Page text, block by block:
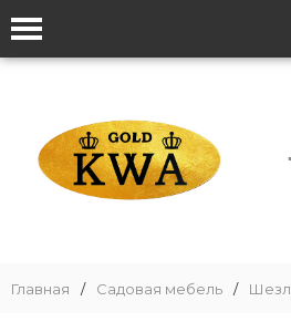
Главная / Садовая мебель /